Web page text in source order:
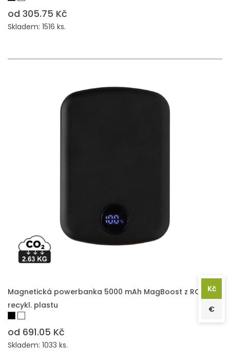
od 305.75 Kč
Skladem: 1516 ks.
PŘIDAT DO POPTÁVKY
Magnetická powerbanka 5000 mAh MagBoost z RCS
recykl. plastu
od 691.05 Kč
Skladem: 1033 ks.
Kč
€